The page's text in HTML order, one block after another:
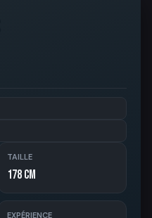
TAILLE
178 cm
EXPÉRIENCE